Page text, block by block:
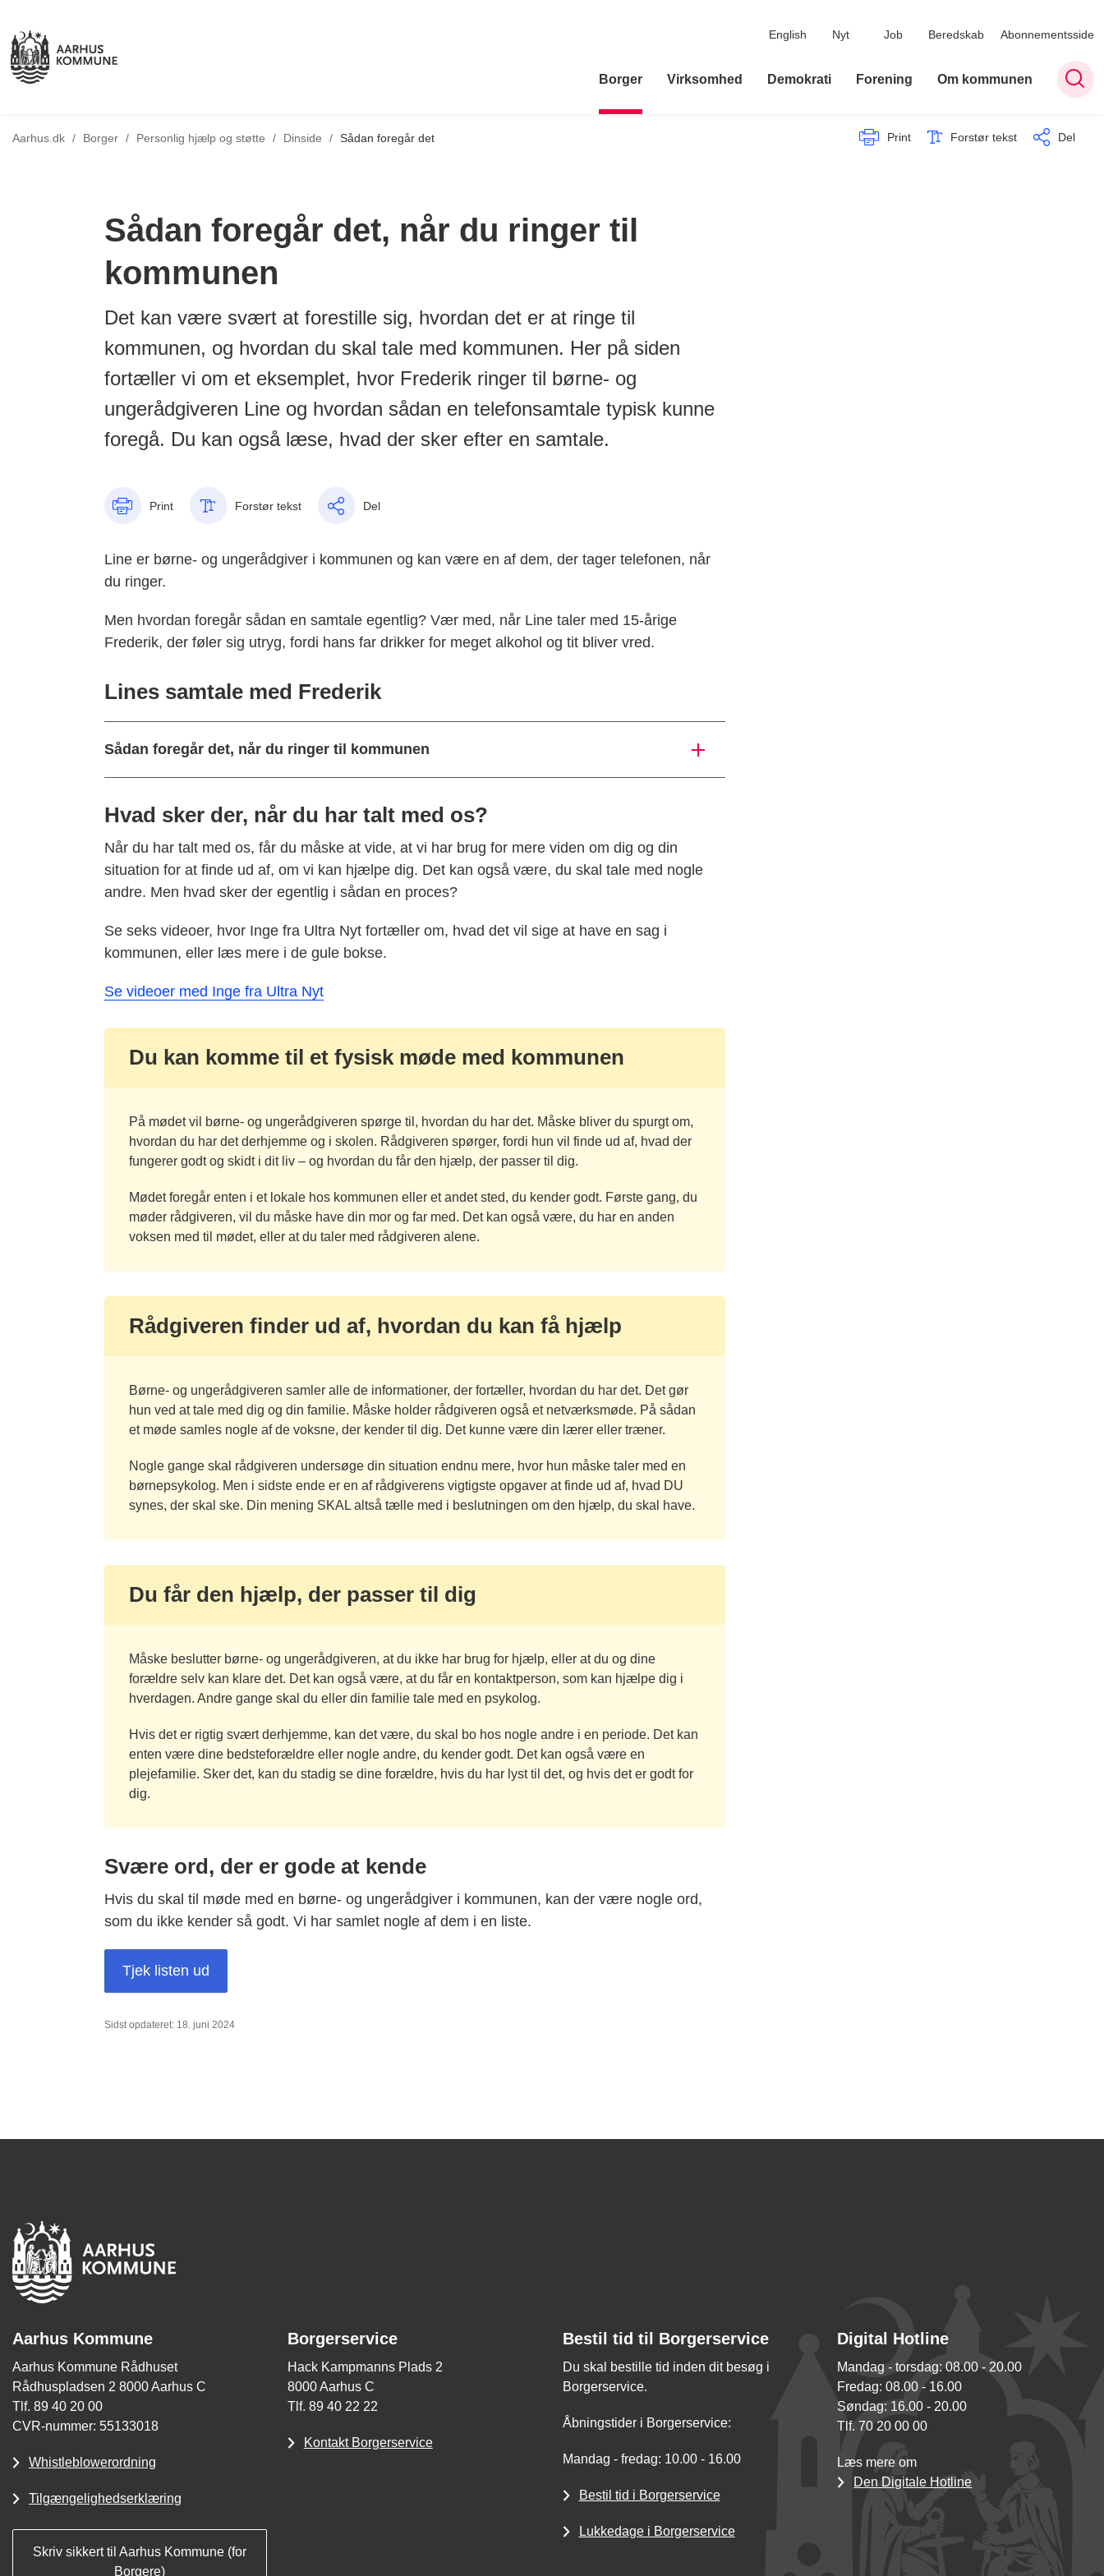
English Nyt Job Beredskab Abonnementsside
Borger Virksomhed Demokrati Forening Om kommunen
Aarhus.dk / Borger / Personlig hjælp og støtte / Tilbage til
Dinside / Sådan foregår det Print Forstør tekst Del
Sådan foregår det, når du ringer til
kommunen
Det kan være svært at forestille sig, hvordan det er at ringe til
kommunen, og hvordan du skal tale med kommunen. Her på siden
fortæller vi om et eksemplet, hvor Frederik ringer til børne- og
ungerådgiveren Line og hvordan sådan en telefonsamtale typisk kunne
foregå. Du kan også læse, hvad der sker efter en samtale.
Print Forstør tekst Del
Line er børne- og ungerådgiver i kommunen og kan være en af dem, der tager telefonen, når
du ringer.
Men hvordan foregår sådan en samtale egentlig? Vær med, når Line taler med 15-årige
Frederik, der føler sig utryg, fordi hans far drikker for meget alkohol og tit bliver vred.
Lines samtale med Frederik
Sådan foregår det, når du ringer til kommunen
Hvad sker der, når du har talt med os?
Når du har talt med os, får du måske at vide, at vi har brug for mere viden om dig og din
situation for at finde ud af, om vi kan hjælpe dig. Det kan også være, du skal tale med nogle
andre. Men hvad sker der egentlig i sådan en proces?
Se seks videoer, hvor Inge fra Ultra Nyt fortæller om, hvad det vil sige at have en sag i
kommunen, eller læs mere i de gule bokse.
Se videoer med Inge fra Ultra Nyt
Du kan komme til et fysisk møde med kommunen
På mødet vil børne- og ungerådgiveren spørge til, hvordan du har det. Måske bliver du spurgt om,
hvordan du har det derhjemme og i skolen. Rådgiveren spørger, fordi hun vil finde ud af, hvad der
fungerer godt og skidt i dit liv – og hvordan du får den hjælp, der passer til dig.
Mødet foregår enten i et lokale hos kommunen eller et andet sted, du kender godt. Første gang, du
møder rådgiveren, vil du måske have din mor og far med. Det kan også være, du har en anden
voksen med til mødet, eller at du taler med rådgiveren alene.
Rådgiveren finder ud af, hvordan du kan få hjælp
Børne- og ungerådgiveren samler alle de informationer, der fortæller, hvordan du har det. Det gør
hun ved at tale med dig og din familie. Måske holder rådgiveren også et netværksmøde. På sådan
et møde samles nogle af de voksne, der kender til dig. Det kunne være din lærer eller træner.
Nogle gange skal rådgiveren undersøge din situation endnu mere, hvor hun måske taler med en
børnepsykolog. Men i sidste ende er en af rådgiverens vigtigste opgaver at finde ud af, hvad DU
synes, der skal ske. Din mening SKAL altså tælle med i beslutningen om den hjælp, du skal have.
Du får den hjælp, der passer til dig
Måske beslutter børne- og ungerådgiveren, at du ikke har brug for hjælp, eller at du og dine
forældre selv kan klare det. Det kan også være, at du får en kontaktperson, som kan hjælpe dig i
hverdagen. Andre gange skal du eller din familie tale med en psykolog.
Hvis det er rigtig svært derhjemme, kan det være, du skal bo hos nogle andre i en periode. Det kan
enten være dine bedsteforældre eller nogle andre, du kender godt. Det kan også være en
plejefamilie. Sker det, kan du stadig se dine forældre, hvis du har lyst til det, og hvis det er godt for
dig.
Svære ord, der er gode at kende
Hvis du skal til møde med en børne- og ungerådgiver i kommunen, kan der være nogle ord,
som du ikke kender så godt. Vi har samlet nogle af dem i en liste.
Tjek listen ud
Sidst opdateret: 18. juni 2024
Aarhus Kommune
Aarhus Kommune Rådhuset
Rådhuspladsen 2 8000 Aarhus C
Tlf. 89 40 20 00
CVR-nummer: 55133018
Whistleblowerordning
Tilgængelighedserklæring
Skriv sikkert til Aarhus Kommune (for
Borgere)
Borgerservice
Hack Kampmanns Plads 2
8000 Aarhus C
Tlf. 89 40 22 22
Kontakt Borgerservice
Bestil tid til Borgerservice
Du skal bestille tid inden dit besøg i
Borgerservice.
Åbningstider i Borgerservice:
Mandag - fredag: 10.00 - 16.00
Bestil tid i Borgerservice
Lukkedage i Borgerservice
Digital Hotline
Mandag - torsdag: 08.00 - 20.00
Fredag: 08.00 - 16.00
Søndag: 16.00 - 20.00
Tlf. 70 20 00 00
Læs mere om
Den Digitale Hotline